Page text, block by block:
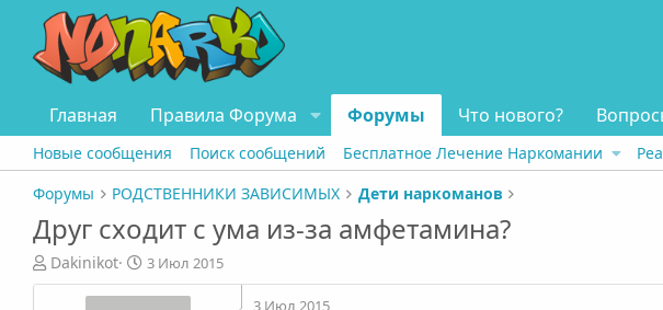
Главная Правила Форума Форумы Что нового?
Новые сообщения Поиск сообщений Бесплатное Лечение Наркомании
Форумы
РОДСТВЕННИКИ ЗАВИСИМЫХ Дети наркоманов
Друг сходит с ума из-за амфетамина?
А
в
Dakinikot
Д
а
т
3 Июл 2015
3 Июл 2015